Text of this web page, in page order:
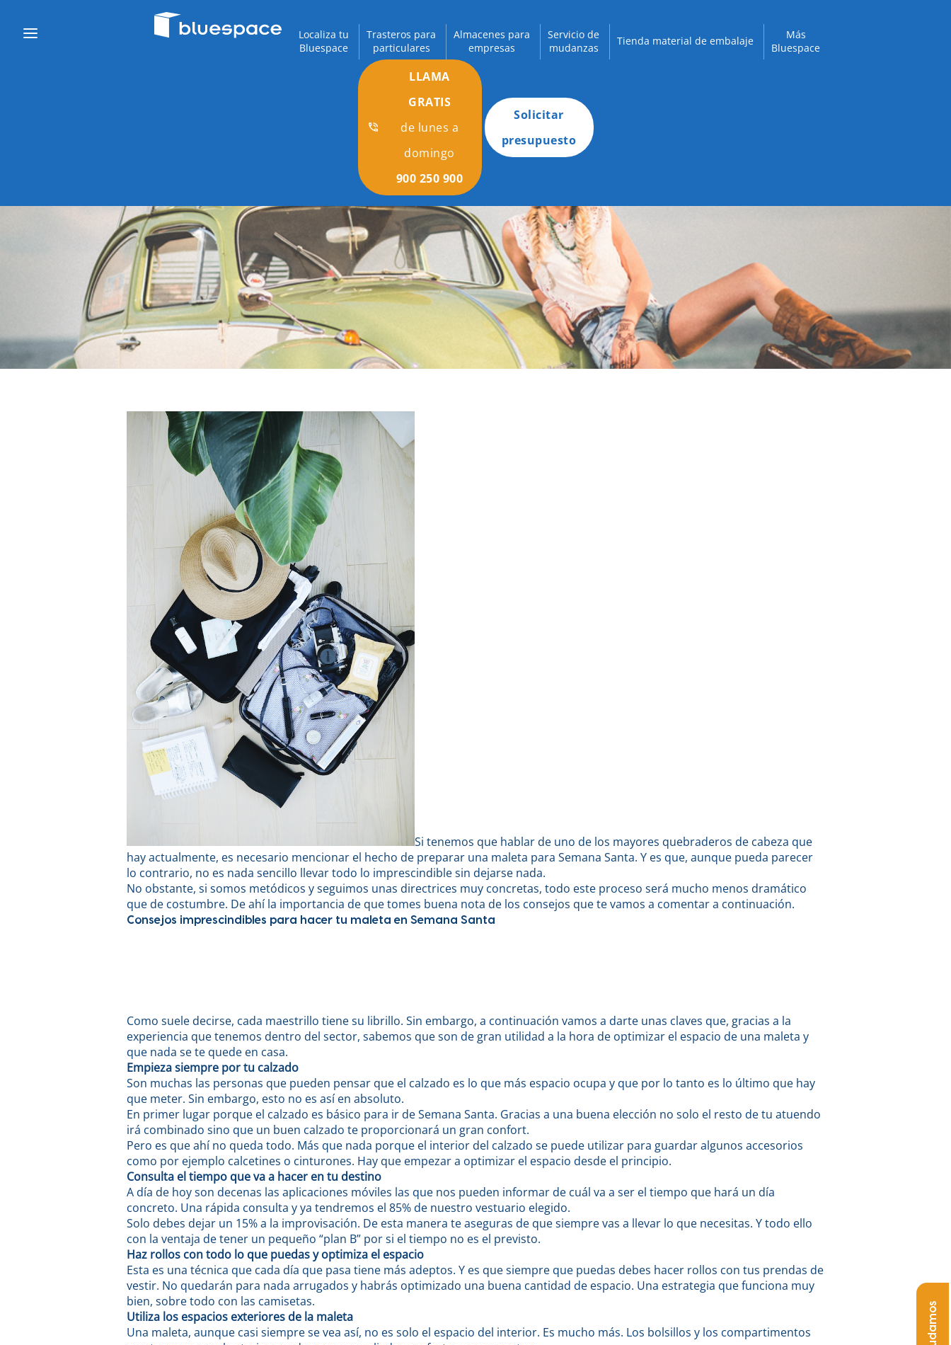
Localiza tu
Bluespace
Trasteros para
particulares
Almacenes para
empresas
Servicio de
mudanzas
Tienda material de embalaje
Más
Bluespace
LLAMA
GRATIS
de lunes a
domingo
900 250 900
Solicitar
presupuesto
Si tenemos que hablar de uno de los mayores quebraderos de cabeza que
hay actualmente, es necesario mencionar el hecho de preparar una maleta para Semana Santa. Y es que, aunque pueda parecer
lo contrario, no es nada sencillo llevar todo lo imprescindible sin dejarse nada.
No obstante, si somos metódicos y seguimos unas directrices muy concretas, todo este proceso será mucho menos dramático
que de costumbre. De ahí la importancia de que tomes buena nota de los consejos que te vamos a comentar a continuación.
Consejos imprescindibles para hacer tu maleta en Semana Santa
Como suele decirse, cada maestrillo tiene su librillo. Sin embargo, a continuación vamos a darte unas claves que, gracias a la
experiencia que tenemos dentro del sector, sabemos que son de gran utilidad a la hora de optimizar el espacio de una maleta y
que nada se te quede en casa.
Empieza siempre por tu calzado
Son muchas las personas que pueden pensar que el calzado es lo que más espacio ocupa y que por lo tanto es lo último que hay
que meter. Sin embargo, esto no es así en absoluto.
En primer lugar porque el calzado es básico para ir de Semana Santa. Gracias a una buena elección no solo el resto de tu atuendo
irá combinado sino que un buen calzado te proporcionará un gran confort.
Pero es que ahí no queda todo. Más que nada porque el interior del calzado se puede utilizar para guardar algunos accesorios
como por ejemplo calcetines o cinturones. Hay que empezar a optimizar el espacio desde el principio.
Consulta el tiempo que va a hacer en tu destino
A día de hoy son decenas las aplicaciones móviles las que nos pueden informar de cuál va a ser el tiempo que hará un día
concreto. Una rápida consulta y ya tendremos el 85% de nuestro vestuario elegido.
Solo debes dejar un 15% a la improvisación. De esta manera te aseguras de que siempre vas a llevar lo que necesitas. Y todo ello
con la ventaja de tener un pequeño “plan B” por si el tiempo no es el previsto.
Haz rollos con todo lo que puedas y optimiza el espacio
Esta es una técnica que cada día que pasa tiene más adeptos. Y es que siempre que puedas debes hacer rollos con tus prendas de
vestir. No quedarán para nada arrugados y habrás optimizado una buena cantidad de espacio. Una estrategia que funciona muy
bien, sobre todo con las camisetas.
Utiliza los espacios exteriores de la maleta
Una maleta, aunque casi siempre se vea así, no es solo el espacio del interior. Es mucho más. Los bolsillos y los compartimentos